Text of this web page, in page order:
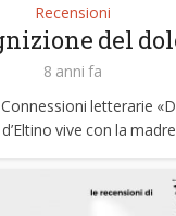
Recensioni
del
8 anni fa
letterarie
vive con la